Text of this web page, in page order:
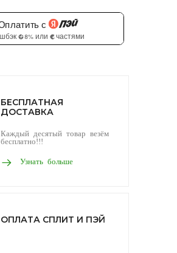
БЕСПЛАТНАЯ
ДОСТАВКА
Каждый десятый товар везём
бесплатно!!!
Узнать больше
ОПЛАТА СПЛИТ И ПЭЙ